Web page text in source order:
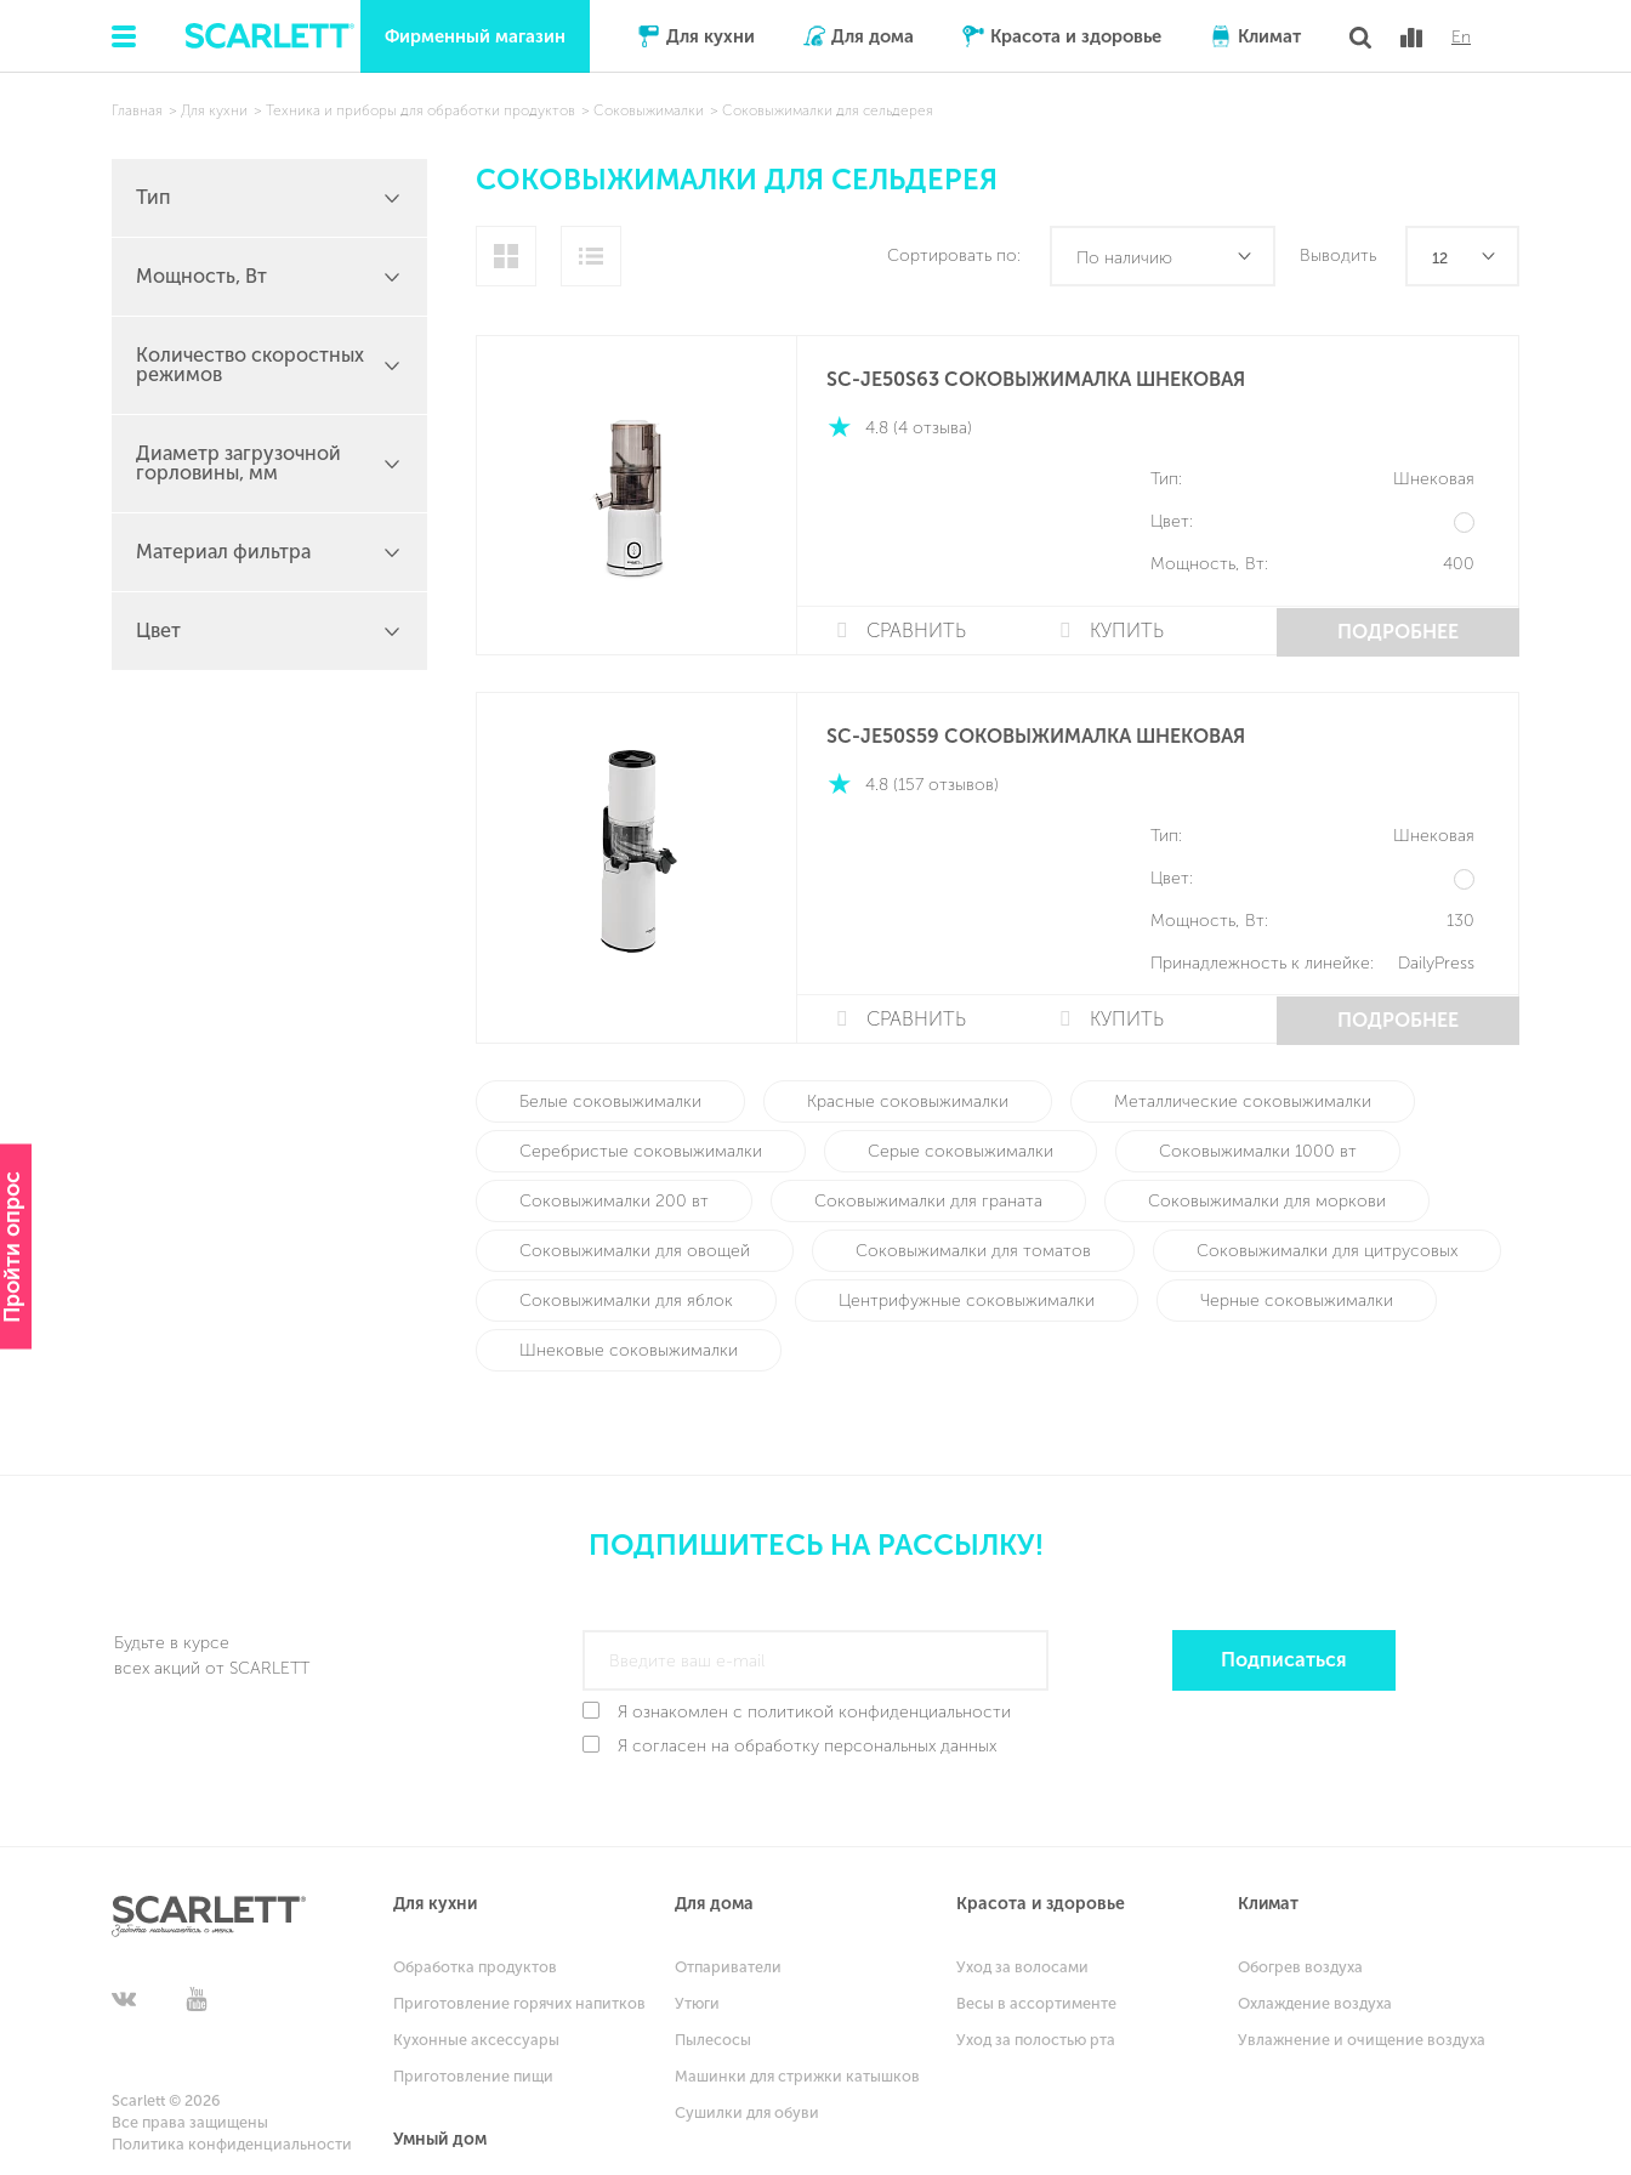
Фирменный магазин Для кухни Для дома Красота и здоровье Климат En
Пройти опрос
Главная Для кухни Техника и приборы для обработки продуктов Соковыжималки Соковыжималки для сельдерея
Тип
Мощность, Вт
Количество скоростных
режимов
Диаметр загрузочной
горловины, мм
Материал фильтра
Цвет
СОКОВЫЖИМАЛКИ ДЛЯ СЕЛЬДЕРЕЯ
Выводить 12
Сортировать по: По наличию
SC-JE50S63 СОКОВЫЖИМАЛКА ШНЕКОВАЯ
4.8 (4 отзыва)
Тип: Шнековая
Цвет:
Мощность, Вт: 400
СРАВНИТЬ КУПИТЬ ПОДРОБНЕЕ
SC-JE50S59 СОКОВЫЖИМАЛКА ШНЕКОВАЯ
4.8 (157 отзывов)
Тип: Шнековая
Цвет:
Мощность, Вт: 130
Принадлежность к линейке: DailyPress
СРАВНИТЬ КУПИТЬ ПОДРОБНЕЕ
Белые соковыжималки Красные соковыжималки Металлические соковыжималки
Серебристые соковыжималки Серые соковыжималки Соковыжималки 1000 вт
Соковыжималки 200 вт Соковыжималки для граната Соковыжималки для моркови
Соковыжималки для овощей Соковыжималки для томатов Соковыжималки для цитрусовых
Соковыжималки для яблок Центрифужные соковыжималки Черные соковыжималки
Шнековые соковыжималки
ПОДПИШИТЕСЬ НА РАССЫЛКУ!
Будьте в курсе
всех акций от SCARLETT
Я ознакомлен с политикой конфиденциальности
Я согласен на обработку персональных данных
Подписаться
Scarlett © 2026
Все права защищены
Политика конфиденциальности
Для кухни
Обработка продуктов
Приготовление горячих напитков
Кухонные аксессуары
Приготовление пищи
Для дома
Отпариватели
Утюги
Пылесосы
Машинки для стрижки катышков
Сушилки для обуви
Красота и здоровье
Уход за волосами
Весы в ассортименте
Уход за полостью рта
Климат
Обогрев воздуха
Охлаждение воздуха
Увлажнение и очищение воздуха
Умный дом